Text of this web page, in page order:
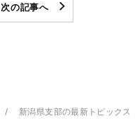
次の記事へ
新潟県支部の最新トピックス